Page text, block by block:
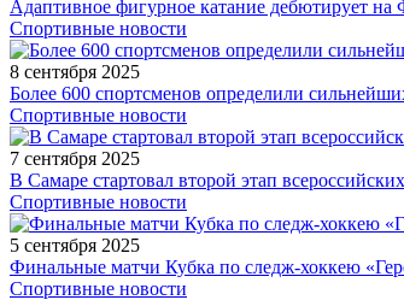
Адаптивное фигурное катание дебютирует
Спортивные новости
8 сентября 2025
Более 600 спортсменов определили
Спортивные новости
7 сентября 2025
В Самаре стартовал второй этап
Спортивные новости
5 сентября 2025
Финальные матчи Кубка по следж-хоккею
Спортивные новости